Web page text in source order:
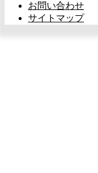
お問い合わせ
サイトマップ